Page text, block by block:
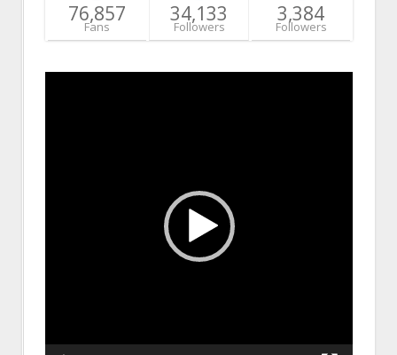
76,857
Fans
34,133
Followers
3,384
Followers